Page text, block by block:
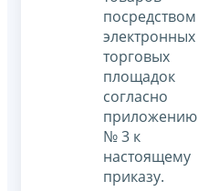
посредством
электронных
торговых
площадок
согласно
приложению
№ 3 к
настоящему
приказу.